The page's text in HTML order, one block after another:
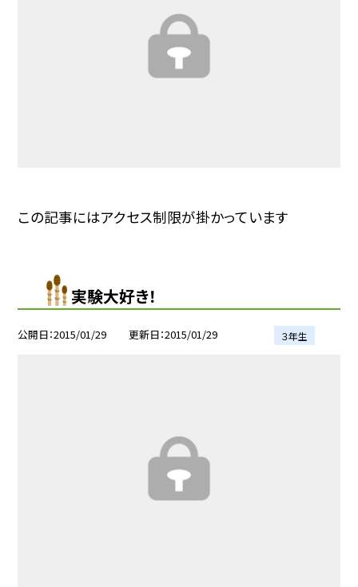
この記事にはアクセス制限が掛かっています
実験大好き！
公開日 2015/01/29 更新日 2015/01/29 ３年生